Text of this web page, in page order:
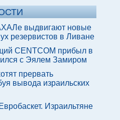
выдвигают новые
резервистов в Ливане
CENTCOM прибыл в
с Эялем Замиром
прервать
вывода израильских
Израильтяне